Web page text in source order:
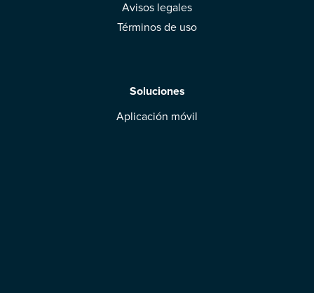
Avisos legales
Términos de uso
Soluciones
Aplicación móvil